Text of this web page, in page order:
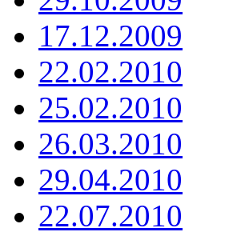
17.12.2009
22.02.2010
25.02.2010
26.03.2010
29.04.2010
22.07.2010